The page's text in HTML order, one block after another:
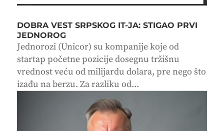
DOBRA VEST SRPSKOG IT-JA: STIGAO PRVI
JEDNOROG
Jednorozi (Unicor) su kompanije koje od
startap početne pozicije dosegnu tržišnu
vrednost veću od milijardu dolara, pre nego što
izađu na berzu. Za razliku od...